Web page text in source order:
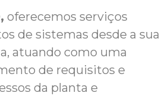
oferecemos serviços
de sistemas desde a sua
atuando como uma
de requisitos e
da planta e